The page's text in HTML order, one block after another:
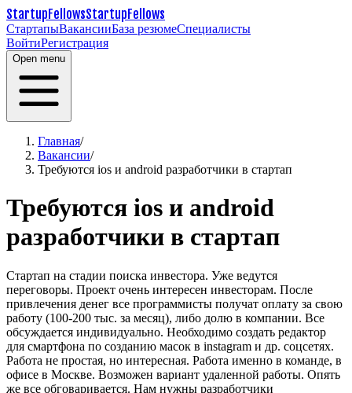
StartupFellowsStartupFellows
СтартапыВакансииБаза резюмеСпециалисты
ВойтиРегистрация
Open menu
Главная/
Вакансии/
Требуются ios и android разработчики в стартап
Требуются ios и android
разработчики в стартап
Стартап на стадии поиска инвестора. Уже ведутся
переговоры. Проект очень интересен инвесторам. После
привлечения денег все программисты получат оплату за свою
работу (100-200 тыс. за месяц), либо долю в компании. Все
обсуждается индивидуально. Необходимо создать редактор
для смартфона по созданию масок в instagram и др. соцсетях.
Работа не простая, но интересная. Работа именно в команде, в
офисе в Москве. Возможен вариант удаленной работы. Опять
же все обговаривается. Нам нужны разработчики